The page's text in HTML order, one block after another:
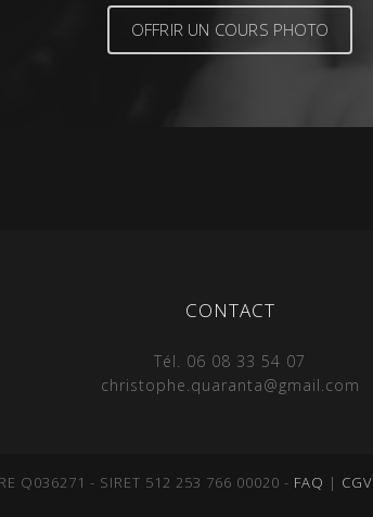
OFFRIR UN COURS PHOTO
CONTACT
Tél. 06 08 33 54 07
christophe.quaranta@gmail.com
Q036271 - SIRET 512 253 766 00020 - FAQ | CGV